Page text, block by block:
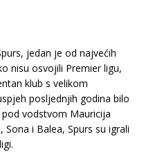
jedan je od najvećih
nisu osvojili Premier ligu,
klub s velikom
posljednjih godina bilo
pod vodstvom Mauricija
i Balea, Spurs su igrali